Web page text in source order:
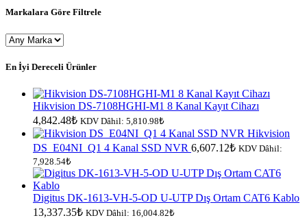
Markalara Göre Filtrele
En İyi Dereceli Ürünler
Hikvision DS-7108HGHI-M1 8 Kanal Kayıt Cihazı
4,842.48₺ KDV Dâhil: 5,810.98₺
Hikvision
DS_E04NI_Q1 4 Kanal SSD NVR 6,607.12₺ KDV Dâhil:
7,928.54₺
Digitus DK-1613-VH-5-OD U-UTP Dış Ortam CAT6 Kablo
13,337.35₺ KDV Dâhil: 16,004.82₺